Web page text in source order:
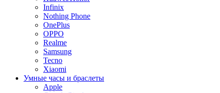
Infinix
Nothing Phone
OnePlus
OPPO
Realme
Samsung
Tecno
Xiaomi
Умные часы и браслеты
Apple